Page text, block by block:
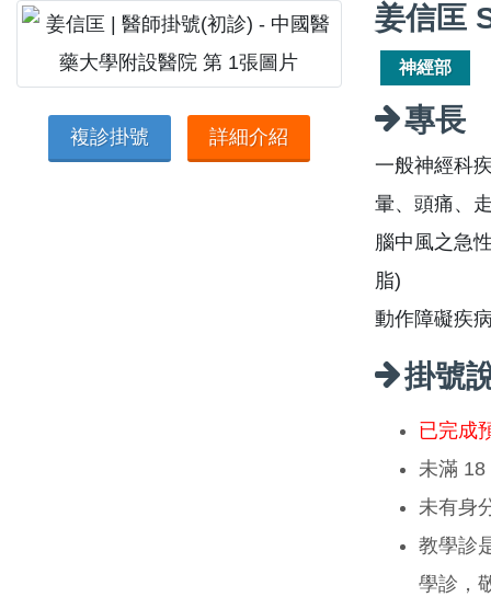
複診掛號 詳細介紹
姜信匡
神經部
專長
一般神經科
暈、頭痛、
腦中風之急
脂)
動作障礙疾
掛號
已完成
未滿 18
未有身
教學診
學診，